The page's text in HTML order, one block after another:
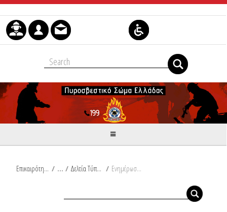
Skip to Content
Επικαιρότητα / Δελτία Τύπου / Ενημέρωση για τις αγροτοδασικές πυρκαγιές του τελευταίου 24ωρου από Ω/18:00/05-11-2024 έως Ω/18:00/06-11-2024